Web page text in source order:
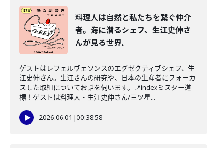
料理人は自然と私たちを繋ぐ仲介
者。海に潜るシェフ、生江史伸さ
んが見る世界。
ゲストはレフェルヴェソンスのエグゼクティブシェフ、生
江史伸さん。生江さんの研究や、日本の生産者にフォーカ
スした取組についてお話を伺います。📍indexミスター道
標！ゲストは料理人・生江史伸さん/三ツ星...
2026.06.01 |00:38:58